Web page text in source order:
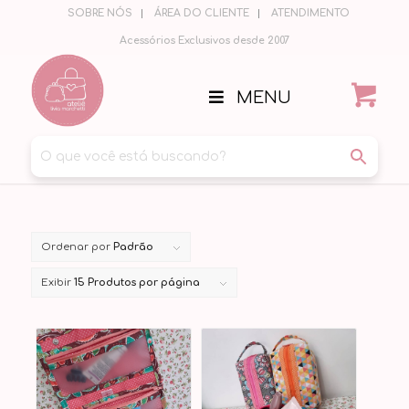
SOBRE NÓS ÁREA DO CLIENTE ATENDIMENTO
Acessórios Exclusivos desde 2007
MENU
Ordenar por Padrão
Exibir 15 Produtos por página